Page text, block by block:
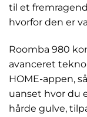
til et
hvorfor den er
Roomba 980
avanceret
HOME-appen,
uanset hvor du
hårde gulve,